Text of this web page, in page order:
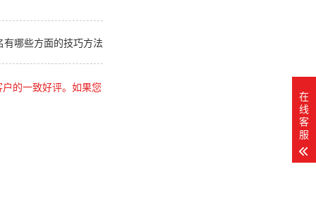
哪些方面的技巧方法
的一致好评。如果您
在
线
客
服